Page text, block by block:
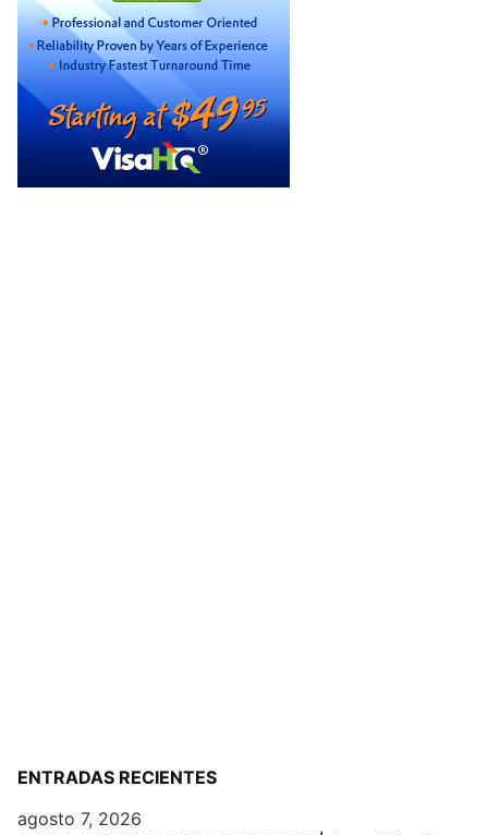
ENTRADAS RECIENTES
agosto 7, 2026